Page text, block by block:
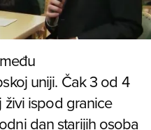
uniji. Čak 3 od 4
ispod granice
dan starijih osoba